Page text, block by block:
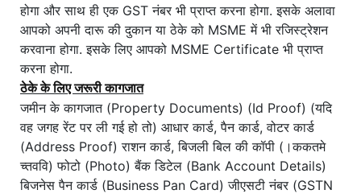
होगा और साथ ही एक GST नंबर भी प्राप्त करना होगा. इसके अलावा
आपको अपनी दारू की दुकान या ठेके को MSME में भी रजिस्ट्रेशन
करवाना होगा. इसके लिए आपको MSME Certificate भी प्राप्त
करना होगा.
ठेके के लिए जरूरी कागजात
जमीन के कागजात (Property Documents) (Id Proof) (यदि
वह जगह रेंट पर ली गई हो तो) आधार कार्ड, पैन कार्ड, वोटर कार्ड
(Address Proof) राशन कार्ड, बिजली बिल की कॉपी (।ककतमे
च्तववि) फोटो (Photo) बैंक डिटेल (Bank Account Details)
बिजनेस पैन कार्ड (Business Pan Card) जीएसटी नंबर (GSTN